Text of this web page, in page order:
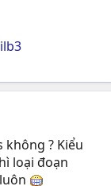
không ? Kiểu
loại đoạn